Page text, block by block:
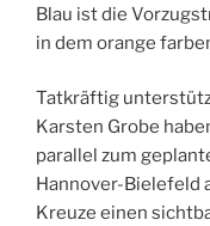
Blau ist die
in dem orange
Tatkräftig
Karsten Grobe
parallel zum
Hannover-Bielefeld
Kreuze einen